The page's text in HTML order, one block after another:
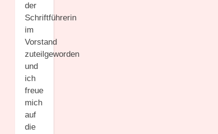
der
Schriftführerin
im
Vorstand
zuteilgeworden
und
ich
freue
mich
auf
die